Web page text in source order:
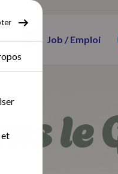
Job / Emploi
et
le